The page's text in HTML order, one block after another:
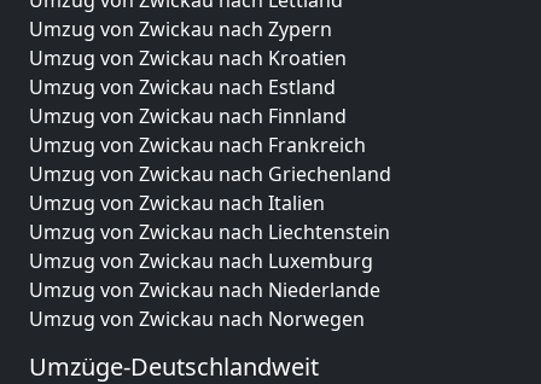
Umzug von Zwickau nach Zypern
Umzug von Zwickau nach Kroatien
Umzug von Zwickau nach Estland
Umzug von Zwickau nach Finnland
Umzug von Zwickau nach Frankreich
Umzug von Zwickau nach Griechenland
Umzug von Zwickau nach Italien
Umzug von Zwickau nach Liechtenstein
Umzug von Zwickau nach Luxemburg
Umzug von Zwickau nach Niederlande
Umzug von Zwickau nach Norwegen
Umzüge-Deutschlandweit